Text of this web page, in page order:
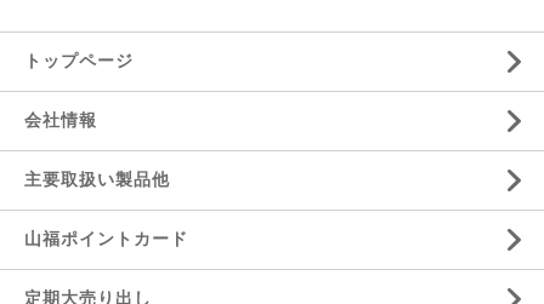
トップページ
会社情報
主要取扱い製品他
山福ポイントカード
定期大売り出し